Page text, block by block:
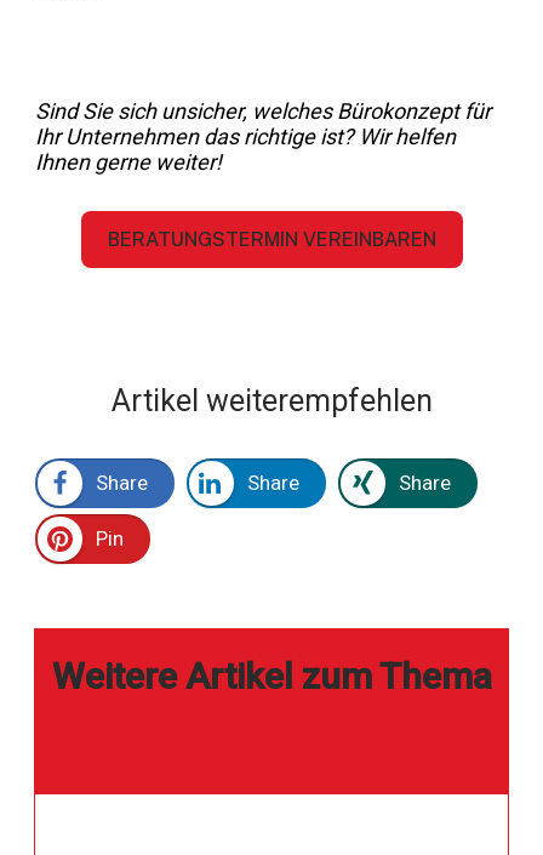
Sind Sie sich unsicher, welches Bürokonzept für
Ihr Unternehmen das richtige ist? Wir helfen
Ihnen gerne weiter!
BERATUNGSTERMIN VEREINBAREN
Artikel weiterempfehlen
Share Share Share
Pin
Weitere Artikel zum Thema